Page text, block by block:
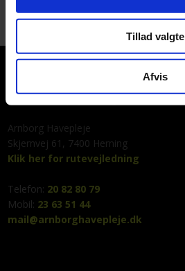
Tillad valgte
Afvis
Kontaktoplysninger
Arnborg Havepleje
Skjernvej 61, 7400 Herning
Klik her for rutevejledning
​Telefon: ​ 20 82 80 79
Mobil: 23 63 51 44
mail@arnborghavepleje.dk